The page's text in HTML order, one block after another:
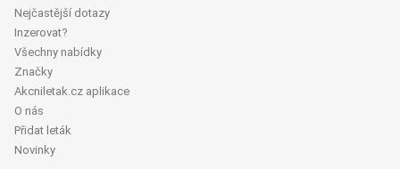
Nejčastější dotazy
Inzerovat?
Všechny nabídky
Značky
Akcniletak.cz aplikace
O nás
Přidat leták
Novinky